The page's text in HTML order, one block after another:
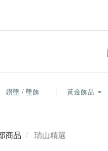
鑽墜 / 墜飾 黃金飾品
商品 瑞山精選